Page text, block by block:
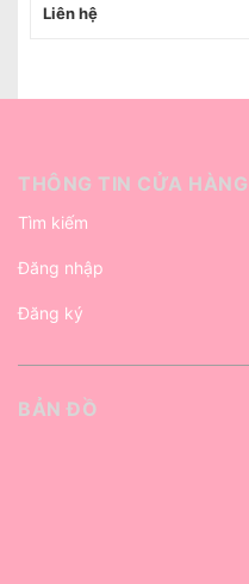
Liên hệ
THÔNG TIN CỬA HÀNG
Tìm kiếm
Đăng nhập
Đăng ký
BẢN ĐỒ